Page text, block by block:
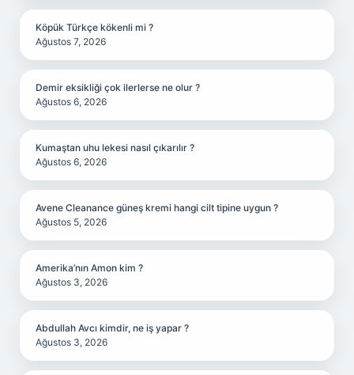
Köpük Türkçe kökenli mi ?
Ağustos 7, 2026
Demir eksikliği çok ilerlerse ne olur ?
Ağustos 6, 2026
Kumaştan uhu lekesi nasıl çıkarılır ?
Ağustos 6, 2026
Avene Cleanance güneş kremi hangi cilt tipine uygun ?
Ağustos 5, 2026
Amerika’nın Amon kim ?
Ağustos 3, 2026
Abdullah Avcı kimdir, ne iş yapar ?
Ağustos 3, 2026